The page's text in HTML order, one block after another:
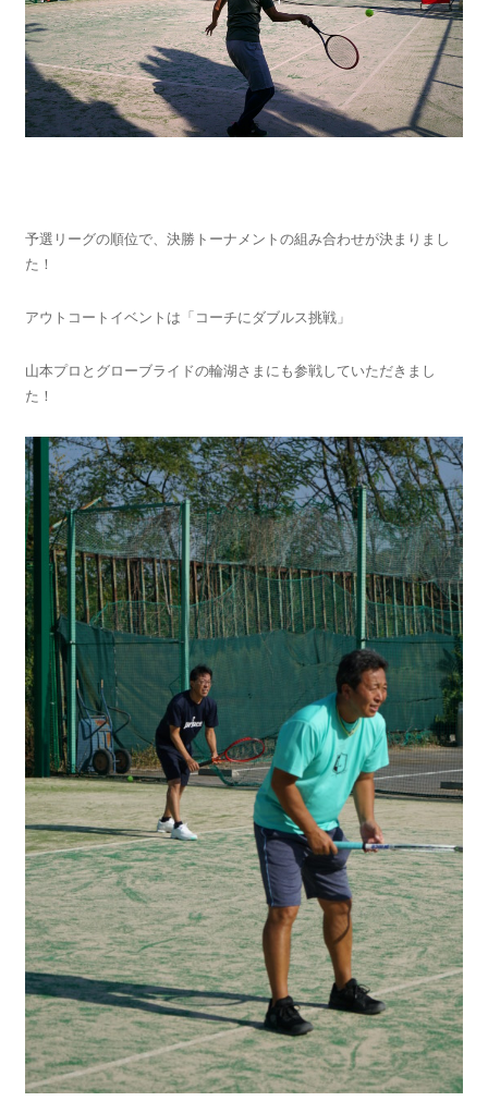
予選リーグの順位で、決勝トーナメントの組み合わせが決まりまし
た！
アウトコートイベントは「コーチにダブルス挑戦」
山本プロとグローブライドの輪湖さまにも参戦していただきまし
た！